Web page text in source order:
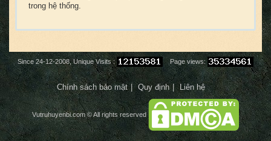
trong hệ thống.
Since 24-12-2008, Unique Visits : Page views:
Chính sách bảo mật Quy định Liên hệ
Vutruhuyenbi.com© All rights reserved